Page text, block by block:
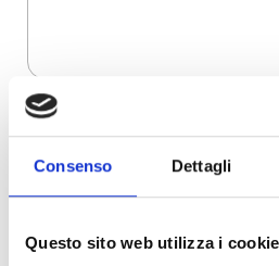
Consenso Dettagli
Questo sito web utilizza i cookie
Dichiaro di aver preso visione dell'
Invia